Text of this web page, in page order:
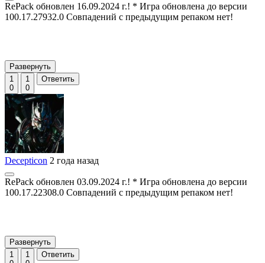
RePack обновлен 16.09.2024 г.! * Игра обновлена до версии
100.17.27932.0 Совпадений с предыдущим репаком нет!
Развернуть
1
0
1
0
Ответить
Decepticon 2 года назад
RePack обновлен 03.09.2024 г.! * Игра обновлена до версии
100.17.22308.0 Совпадений с предыдущим репаком нет!
Развернуть
1
1
Ответить